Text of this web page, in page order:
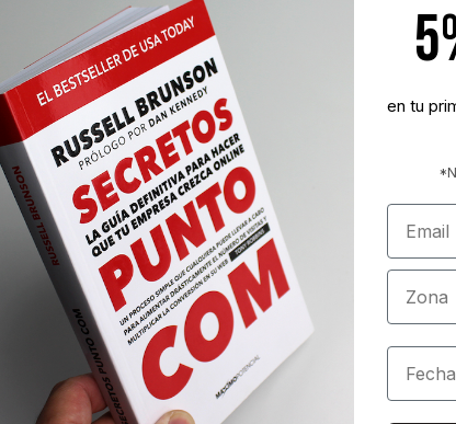
1 DÍA PARA REVOLUCIONAR TU VIDA
EN POSITIVO
14,95€
AÑADIR AL CARRITO
POTENCIAL | Todos los derechos reservados
Política de cookies| Política de privacidad
en tu
Email
Zona